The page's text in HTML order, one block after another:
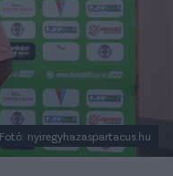
nyiregyhazaspartacus.hu